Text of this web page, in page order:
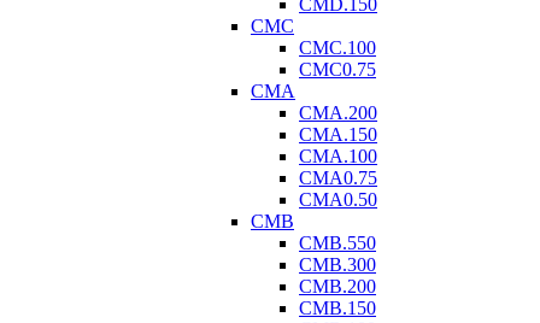
CMC
CMC.100
CMC0.75
CMA
CMA.200
CMA.150
CMA.100
CMA0.75
CMA0.50
CMB
CMB.550
CMB.300
CMB.200
CMB.150